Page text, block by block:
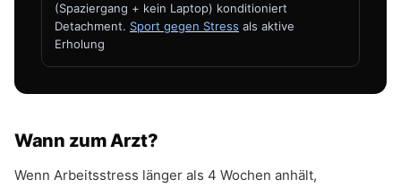
(Spaziergang + kein Laptop) konditioniert
Detachment. Sport gegen Stress als aktive
Erholung
Wann zum Arzt?
Wenn Arbeitsstress länger als 4 Wochen anhält,